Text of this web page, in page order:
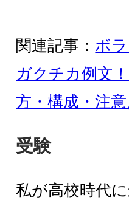
関連記事： ボ
ガクチカ例文
方・構成・注意
受験
私が高校時代